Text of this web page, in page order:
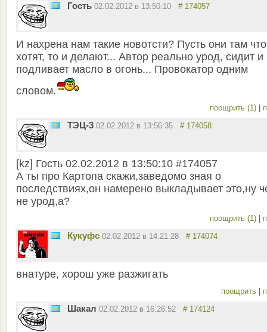
Гость 02.02.2012 в 13:50:10 # 174057
И нахрена нам такие новотсти? Пусть они там что
хотят, то и делают... Автор реально урод, сидит и
подливает масло в огонь... Провокатор одним
словом.
поощрить (1)
ТЭЦ-3 02.02.2012 в 13:56:35 # 174058
[kz] Гость 02.02.2012 в 13:50:10 #174057
А ты про Картопа скажи,заведомо зная о
последствиях,он намерено выкладывает это,ну
не урод,а?
поощрить (1)
Кукуфс 02.02.2012 в 14:21:28 # 174074
внатуре, хорош уже разжигать
поощрить
Шакал 02.02.2012 в 16:26:52 # 174124